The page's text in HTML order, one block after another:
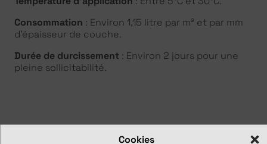
Cookies
Consommation : Environ 1,15 litre par m² et par mm
d’épaisseur de couche.
Durée de durcissement : Environ 2 jours pour une
pleine sollicitabilité.